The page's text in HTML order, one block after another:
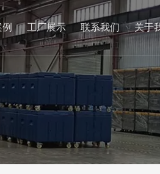
工厂展示 联系我们 关于